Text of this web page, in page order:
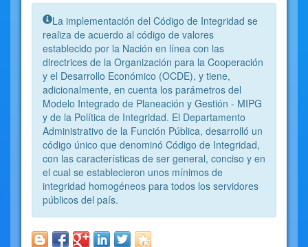
Info:
La implementación del Código de Integridad se
realiza de acuerdo al código de valores
establecido por la Nación en línea con las
directrices de la Organización para la Cooperación
y el Desarrollo Económico (OCDE), y tiene,
adicionalmente, en cuenta los parámetros del
Modelo Integrado de Planeación y Gestión - MIPG
y de la Política de Integridad. El Departamento
Administrativo de la Función Pública, desarrolló un
código único que denominó Código de Integridad,
con las características de ser general, conciso y en
el cual se establecieron unos mínimos de
integridad homogéneos para todos los servidores
públicos del país.